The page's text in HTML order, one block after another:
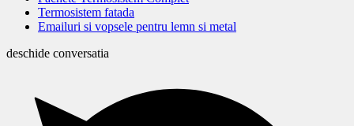
Termosistem fatada
Emailuri si vopsele pentru lemn si metal
deschide conversatia